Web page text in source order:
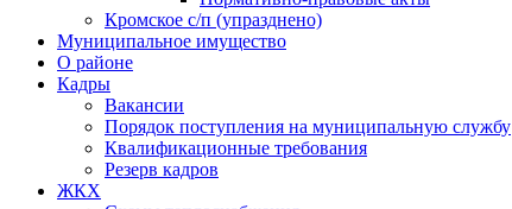
Кромское с/п (упразднено)
Муниципальное имущество
О районе
Кадры
Вакансии
Порядок поступления на муниципальную службу
Квалификационные требования
Резерв кадров
ЖКХ